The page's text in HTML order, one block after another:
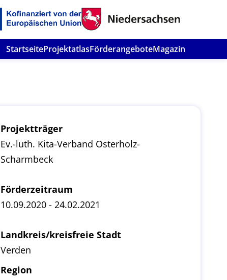
StartseiteProjektatlasFörderangeboteMagazin
Projektträger
Ev.-luth. Kita-Verband Osterholz-
Scharmbeck
Förderzeitraum
10.09.2020 - 24.02.2021
Landkreis/kreisfreie Stadt
Verden
Region